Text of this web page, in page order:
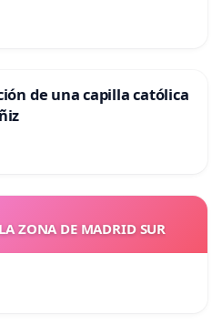
de una capilla católica
ZONA DE MADRID SUR